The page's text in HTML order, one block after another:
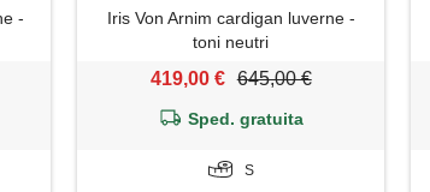
-
Iris Von Arnim cardigan luverne -
toni neutri
419,00 € 645,00 €
Sped. gratuita
S